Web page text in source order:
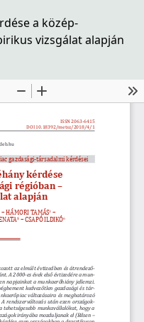
a közép-
vizsgálat alapján